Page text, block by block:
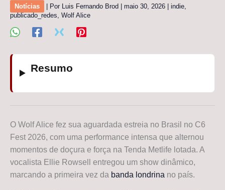
Notícias | Por Luis Fernando Brod maio 30, 2026 indie,
publicado_redes, Wolf Alice
Resumo
O Wolf Alice fez sua aguardada estreia no Brasil no C6
Fest 2026, com uma performance intensa que alternou
momentos de doçura e força na Tenda Metlife lotada. A
vocalista Ellie Rowsell entregou um show dinâmico,
marcando a primeira vez da banda londrina no país.